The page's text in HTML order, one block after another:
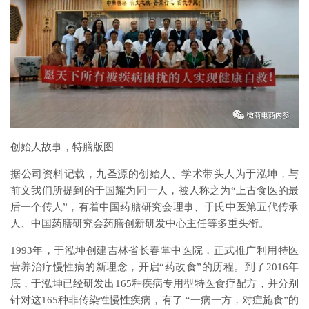
创始人故事，特膳版图
据公司资料记载，九圣源的创始人、学术带头人为于泓坤，与
前文我们所提到的于国耀为同一人，被人称之为“上古食医的最
后一个传人”，有着中国药膳研究会理事、于氏中医第五代传承
人、中国药膳研究会药膳创新研发中心主任等多重头衔。
1993年，于泓坤创建吉林省长春堂中医院，正式推广利用特医
营养治疗慢性病的新理念，开启“药改食”的历程。到了2016年
底，于泓坤已经研发出165种疾病专用型特医食疗配方，并分别
针对这165种非传染性慢性疾病，有了 “一病一方，对症施食”的